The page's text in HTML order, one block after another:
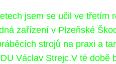
jsem se učil ve třetím
zařízení v Plzeňské
strojů na praxi a
Václav Strejc.V té době